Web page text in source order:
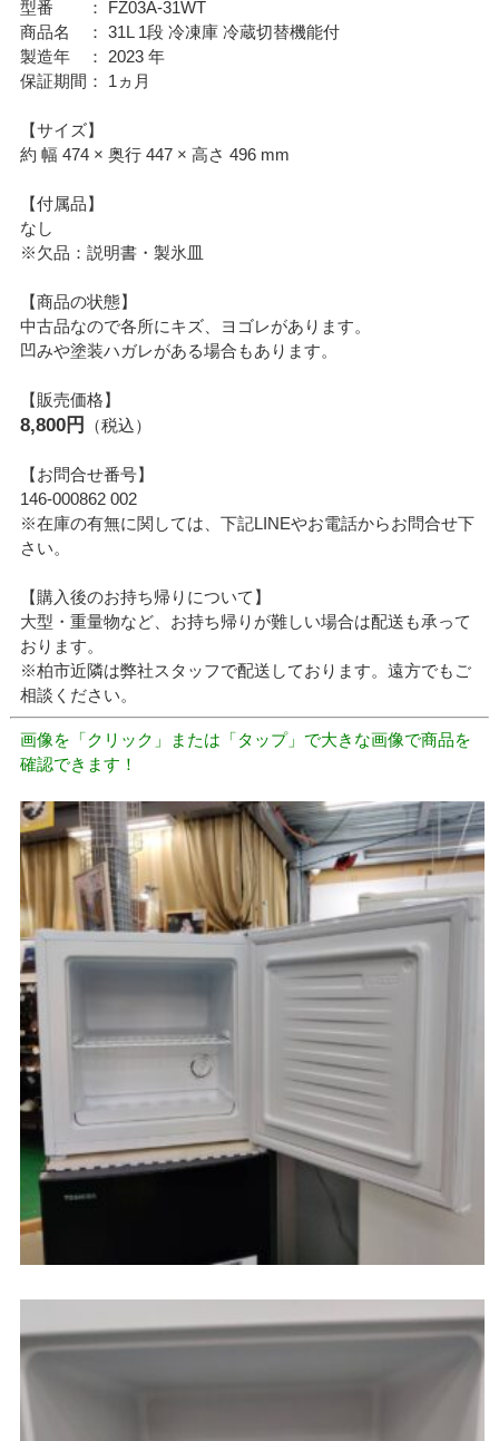
型番 ： FZ03A-31WT
商品名 ： 31L 1段 冷凍庫 冷蔵切替機能付
製造年 ： 2023 年
保証期間： 1ヵ月
【サイズ】
約 幅 474 × 奥行 447 × 高さ 496 mm
【付属品】
なし
※欠品：説明書・製氷皿
【商品の状態】
中古品なので各所にキズ、ヨゴレがあります。
凹みや塗装ハガレがある場合もあります。
【販売価格】
8,800円 （税込）
【お問合せ番号】
146-000862 002
※在庫の有無に関しては、下記LINEやお電話からお問合せ下
さい。
【購入後のお持ち帰りについて】
大型・重量物など、お持ち帰りが難しい場合は配送も承って
おります。
※柏市近隣は弊社スタッフで配送しております。遠方でもご
相談ください。
画像を「クリック」または「タップ」で大きな画像で商品を
確認できます！